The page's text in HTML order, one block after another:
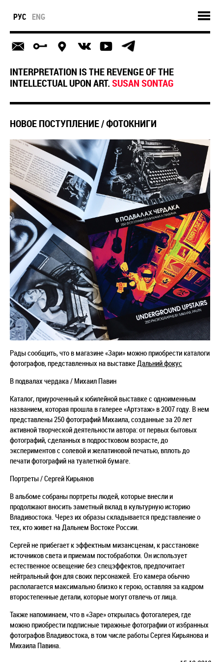
РУС ENG
INTERPRETATION IS THE REVENGE OF THE
INTELLECTUAL UPON ART.SUSAN SONTAG
​НОВОЕ ПОСТУПЛЕНИЕ / ФОТОКНИГИ
Рады сообщить, что в магазине «Зари» можно приобрести каталоги
фотографов, представленных на выставкеДальний фокус
В подвалах чердака / Михаил Павин
Каталог, приуроченный к юбилейной выставке с одноименным
названием, которая прошла в галерее «Артэтаж» в 2007 году. В нем
представлены 250 фотографий Михаила, созданные за 20 лет
активной творческой деятельности автора: от первых бытовых
фотографий, сделанных в подростковом возрасте, до
экспериментов с солевой и желатиновой печатью, вплоть до
печати фотографий на туалетной бумаге.
Портреты / Сергей Кирьянов
В альбоме собраны портреты людей, которые внесли и
продолжают вносить заметный вклад в культурную историю
Владивостока. Через их образы складывается представление о
тех, кто живет на Дальнем Востоке России.
Сергей не прибегает к эффектным мизансценам, к расстановке
источников света и приемам постобработки. Он использует
естественное освещение без спецэффектов, предпочитает
нейтральный фон для своих персонажей. Его камера обычно
располагается максимально близко к герою, оставляя за кадром
второстепенные детали, которые могут отвлечь от лица.
Также напоминаем, что в «Заре» открылась фотогалерея, где
можно приобрести подписные тиражные фотографии от избранных
фотографов Владивостока, в том числе работы Сергея Кирьянова и
Михаила Павина.